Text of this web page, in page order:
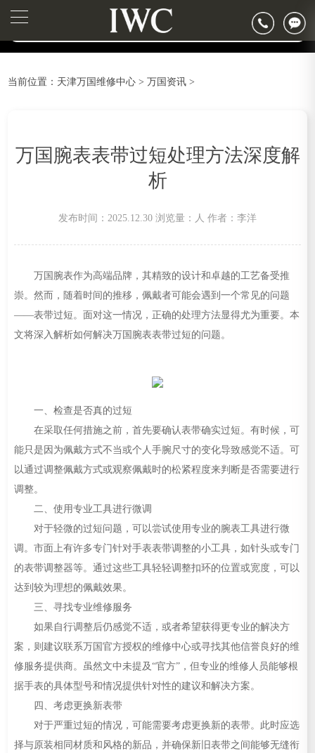
▲
▼
2026年6月万国天津市售后服务网络优化升级公告
2026年6月天津市万国官方售后客户服务热线：400-992-7093
2026年6月万国售后服务中心最新网点地址：
当前位置： 天津万国维修中心 >万国资讯 >
万国腕表表带过短处理方法深度解
析
发布时间：2025.12.30 浏览量： 人 作者：李洋
万国腕表作为高端品牌，其精致的设计和卓越的工艺备受推
崇。然而，随着时间的推移，佩戴者可能会遇到一个常见的问题
——表带过短。面对这一情况，正确的处理方法显得尤为重要。本
文将深入解析如何解决万国腕表表带过短的问题。
一、检查是否真的过短
在采取任何措施之前，首先要确认表带确实过短。有时候，可
能只是因为佩戴方式不当或个人手腕尺寸的变化导致感觉不适。可
以通过调整佩戴方式或观察佩戴时的松紧程度来判断是否需要进行
调整。
二、使用专业工具进行微调
对于轻微的过短问题，可以尝试使用专业的腕表工具进行微
调。市面上有许多专门针对手表表带调整的小工具，如针头或专门
的表带调整器等。通过这些工具轻轻调整扣环的位置或宽度，可以
达到较为理想的佩戴效果。
三、寻找专业维修服务
如果自行调整后仍感觉不适，或者希望获得更专业的解决方
案，则建议联系万国官方授权的维修中心或寻找其他信誉良好的维
修服务提供商。虽然文中未提及“官方”，但专业的维修人员能够根
据手表的具体型号和情况提供针对性的建议和解决方案。
四、考虑更换新表带
对于严重过短的情况，可能需要考虑更换新的表带。此时应选
择与原装相同材质和风格的新品，并确保新旧表带之间能够无缝衔